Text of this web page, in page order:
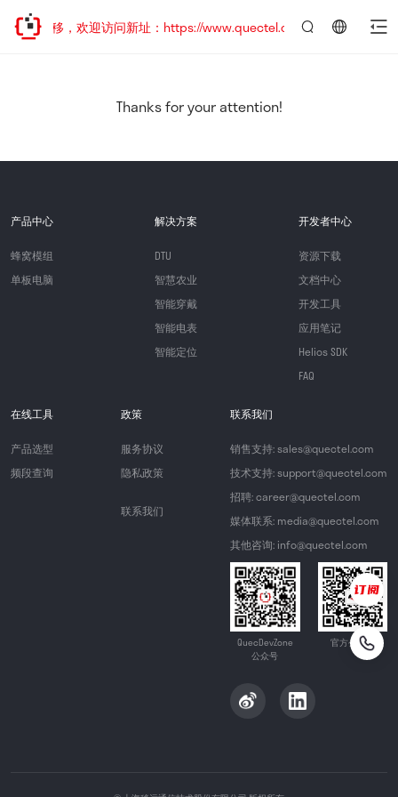
址已迁移，欢迎访问新址：https://www.quectel.com.cn
Thanks for your attention!
产品中心
蜂窝模组
单板电脑
解决方案
DTU
智慧农业
智能穿戴
智能电表
智能定位
开发者中心
资源下载
文档中心
开发工具
应用笔记
Helios SDK
FAQ
在线工具
产品选型
频段查询
政策
服务协议
隐私政策
联系我们
联系我们
销售支持: sales@quectel.com
技术支持: support@quectel.com
招聘: career@quectel.com
媒体联系: media@quectel.com
其他咨询: info@quectel.com
QuecDevZone
公众号
官方公众号